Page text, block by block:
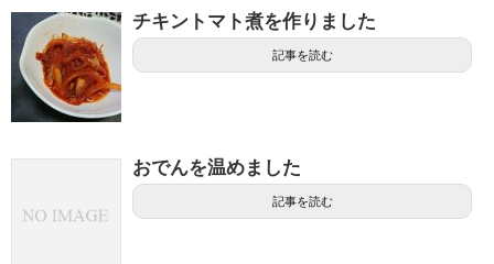
チキントマト煮を作りました
記事を読む
おでんを温めました
記事を読む